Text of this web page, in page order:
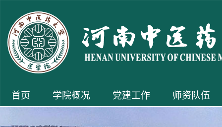
首页 学院概况 党建工作 师资队伍